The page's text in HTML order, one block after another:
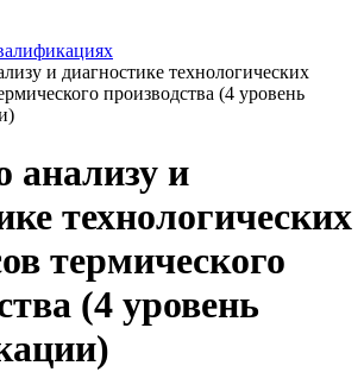
и диагностике технологических
производства (4 уровень
анализу и
технологических
термического
(4 уровень